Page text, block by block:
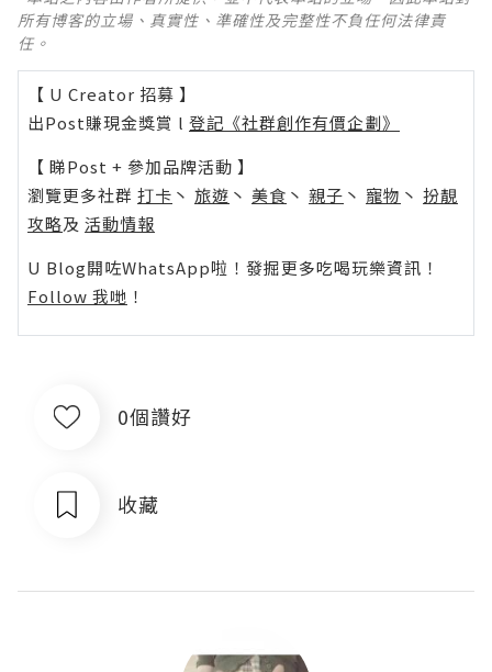
所有博客的立場、真實性、準確性及完整性不負任何法律責
任。
【 U Creator 招募 】
出Post賺現金獎賞 l 登記《社群創作有價企劃》
【 睇Post + 參加品牌活動 】
瀏覽更多社群 打卡 丶 旅遊 丶 美食 丶 親子 丶 寵物 丶 扮靚
攻略及 活動情報
U Blog開咗WhatsApp啦！發掘更多吃喝玩樂資訊！
Follow 我哋 ！
0個讚好
收藏